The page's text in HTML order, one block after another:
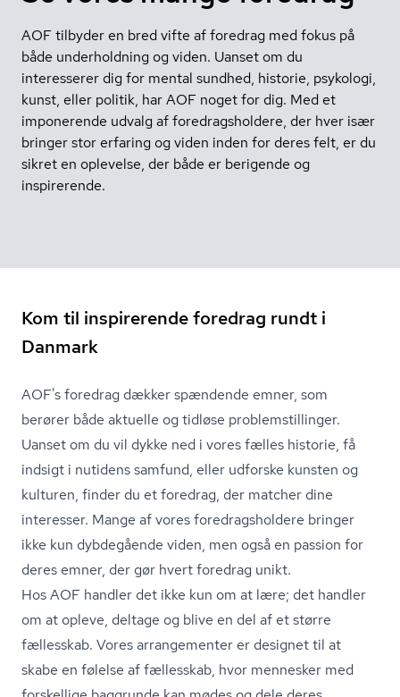
AOF tilbyder en bred vifte af foredrag med fokus på
både underholdning og viden. Uanset om du
interesserer dig for mental sundhed, historie, psykologi,
kunst, eller politik, har AOF noget for dig. Med et
imponerende udvalg af foredragsholdere, der hver især
bringer stor erfaring og viden inden for deres felt, er du
sikret en oplevelse, der både er berigende og
inspirerende.
Kom til inspirerende foredrag rundt i
Danmark
AOF's foredrag dækker spændende emner, som
berører både aktuelle og tidløse pro­blem­stil­lin­ger.
Uanset om du vil dykke ned i vores fælles historie, få
indsigt i nutidens samfund, eller udforske kunsten og
kulturen, finder du et foredrag, der matcher dine
interesser. Mange af vores fored­rags­hol­de­re bringer
ikke kun dybdegående viden, men også en passion for
deres emner, der gør hvert foredrag unikt.
Hos AOF handler det ikke kun om at lære; det handler
om at opleve, deltage og blive en del af et større
fællesskab. Vores arrangementer er designet til at
skabe en følelse af fællesskab, hvor mennesker med